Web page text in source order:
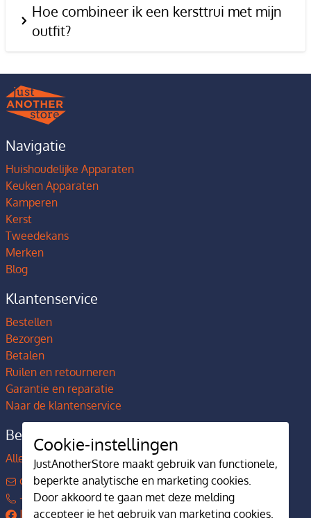
Hoe combineer ik een kersttrui met mijn
outfit?
Navigatie
Huishoudelijke Apparaten
Keuken Apparaten
Kamperen
Kerst
Tweedekans
Merken
Blog
Klantenservice
Bestellen
Bezorgen
Betalen
Ruilen en retourneren
Garantie en reparatie
Naar de klantenservice
Bedrijfsgegevens
Alles over JustAnotherStore
contact@justanotherstore.nl
+31 73 644 7405
JustAnotherStore
Cookie-instellingen
JustAnotherStore maakt gebruik van functionele,
beperkte analytische en marketing cookies.
Door akkoord te gaan met deze melding
accepteer je het gebruik van marketing cookies.